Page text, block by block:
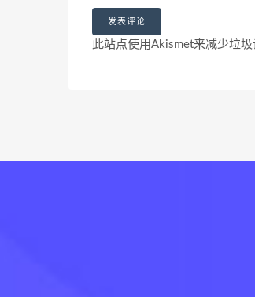
此站点使用Akismet来减少垃圾